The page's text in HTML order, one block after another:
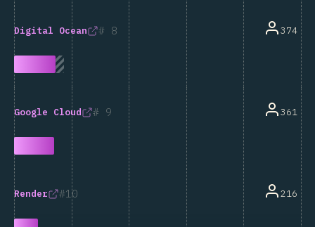
8
Digital Ocean 374
9
Google Cloud 361
10
Render 216